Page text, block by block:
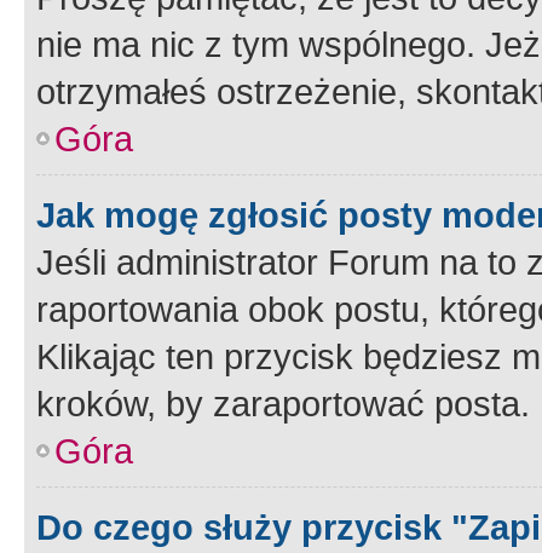
nie ma nic z tym wspólnego.
otrzymałeś ostrzeżenie,
Góra
Jak mogę zgłosić posty
Jeśli administrator Forum na to
raportowania obok postu,
Klikając ten przycisk będziesz
kroków, by zaraportować posta.
Góra
Do czego służy przycisk